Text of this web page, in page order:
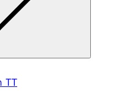
TT